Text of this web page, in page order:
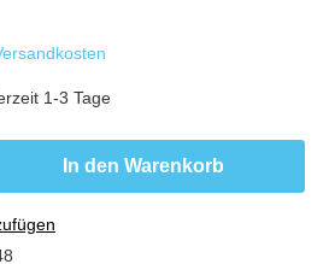
1-3 Tage
In den Warenkorb